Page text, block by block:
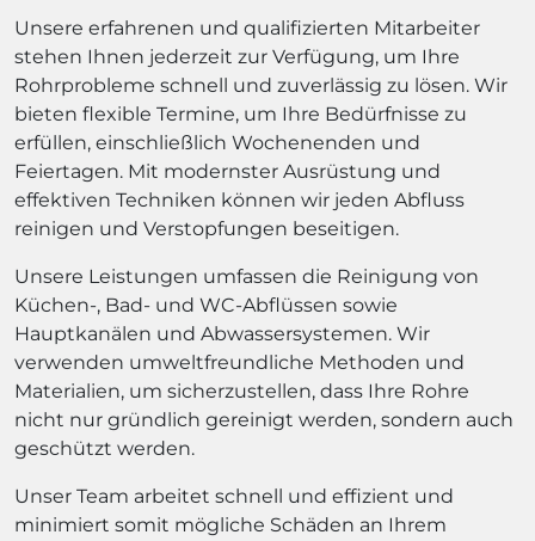
Unsere erfahrenen und qualifizierten Mitarbeiter
stehen Ihnen jederzeit zur Verfügung, um Ihre
Rohrprobleme schnell und zuverlässig zu lösen. Wir
bieten flexible Termine, um Ihre Bedürfnisse zu
erfüllen, einschließlich Wochenenden und
Feiertagen. Mit modernster Ausrüstung und
effektiven Techniken können wir jeden Abfluss
reinigen und Verstopfungen beseitigen.
Unsere Leistungen umfassen die Reinigung von
Küchen-, Bad- und WC-Abflüssen sowie
Hauptkanälen und Abwassersystemen. Wir
verwenden umweltfreundliche Methoden und
Materialien, um sicherzustellen, dass Ihre Rohre
nicht nur gründlich gereinigt werden, sondern auch
geschützt werden.
Unser Team arbeitet schnell und effizient und
minimiert somit mögliche Schäden an Ihrem